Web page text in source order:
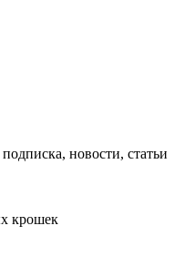
новости, статьи
крошек